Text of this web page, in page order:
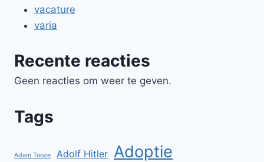
vacature
varia
Recente reacties
Geen reacties om weer te geven.
Tags
Adam Tooze Adolf Hitler Adoptie